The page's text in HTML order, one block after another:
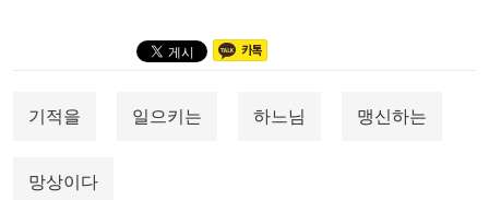
기적을 일으키는 하느님 맹신하는
망상이다